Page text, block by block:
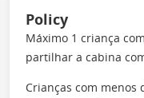
Policy
Máximo 1 criança
partilhar a cabina
Crianças com menos